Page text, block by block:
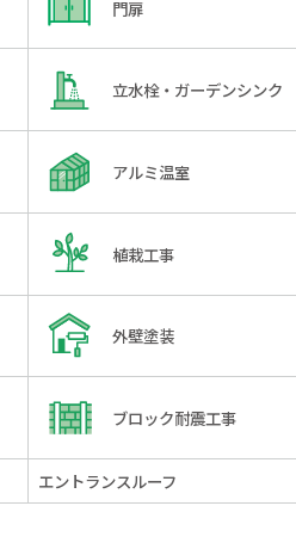
門扉
立水栓・ガーデンシンク
アルミ温室
植栽工事
外壁塗装
ブロック耐震工事
エントランスルーフ